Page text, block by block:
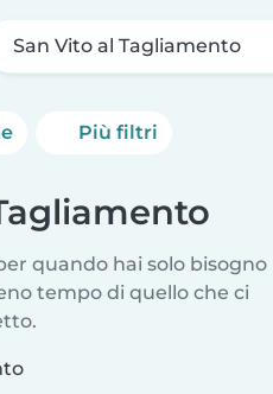
San Vito al Tagliamento
Più filtri
quando hai solo bisogno
tempo di quello che ci